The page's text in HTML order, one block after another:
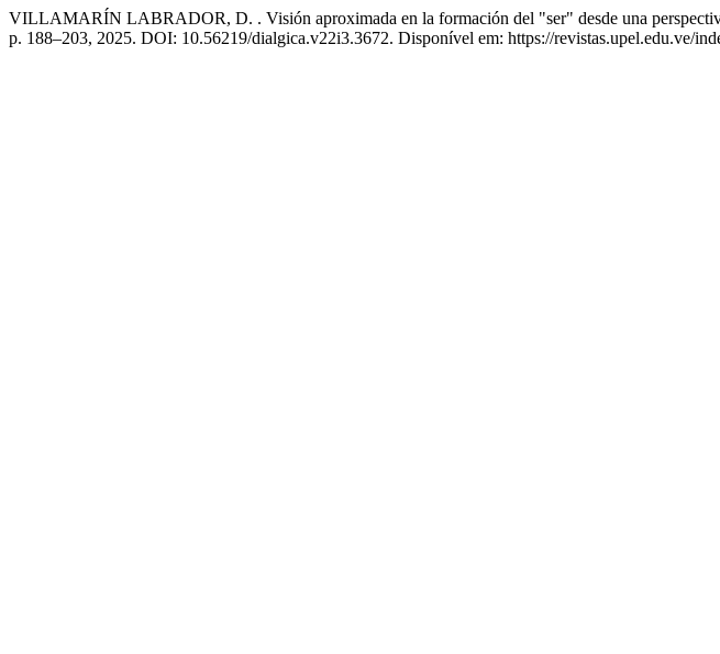
VILLAMARÍN LABRADOR, D. . Visión aproximada en la formación del "ser" desde una
p. 188–203, 2025. DOI: 10.56219/dialgica.v22i3.3672. Disponível em: https://revistas.upel.edu.ve/